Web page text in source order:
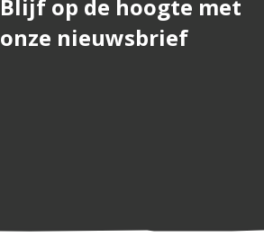
Blijf op de hoogte met
onze nieuwsbrief